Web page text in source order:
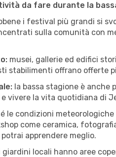
da fare durante la
i festival più grandi si
sulla comunità con
musei, gallerie ed edifici
stabilimenti offrano offerte
la bassa stagione è anche
vivere la vita quotidiana di
le condizioni
come ceramica,
apprendere meglio.
giardini locali hanno aree